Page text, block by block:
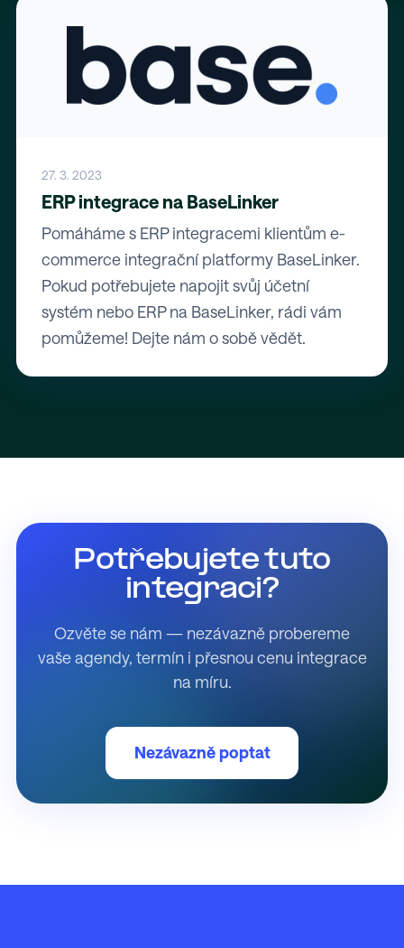
27. 3. 2023
ERP integrace na BaseLinker
Pomáháme s ERP integracemi klientům e-
commerce integrační platformy BaseLinker.
Pokud potřebujete napojit svůj účetní
systém nebo ERP na BaseLinker, rádi vám
pomůžeme! Dejte nám o sobě vědět.
Potřebujete tuto
integraci?
Ozvěte se nám — nezávazně probereme
vaše agendy, termín i přesnou cenu integrace
na míru.
Nezávazně poptat